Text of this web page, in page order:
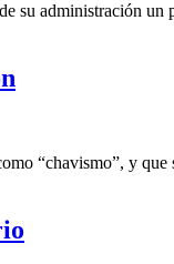
administración un
“chavismo”, y que